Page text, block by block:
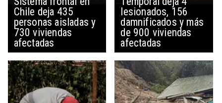
Chile deja 435
personas aisladas y
730 viviendas
afectadas
lesionados, 156
damnificados y más
de 900 viviendas
afectadas